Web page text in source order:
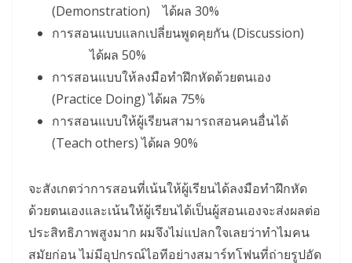
(Demonstration) ได้ผล 30%
การสอนแบบแลกเปลี่ยนพูดคุยกัน (Discussion)
ได้ผล 50%
การสอนแบบให้ลงมือทำฝึกหัดด้วยตนเอง
(Practice Doing) ได้ผล 75%
การสอนแบบให้ผู้เรียนสามารถสอนคนอื่นได้
(Teach others) ได้ผล 90%
จะสังเกตว่าการสอนที่เน้นให้ผู้เรียนได้ลงมือทำฝึกหัด
ด้วยตนเองและเน้นให้ผู้เรียนได้เป็นผู้สอนเองจะส่งผลต่อ
ประสิทธิภาพสูงมาก ผมจึงไม่แปลกใจเลยว่าทำไมคน
สมัยก่อน ไม่มีอุปกรณ์ไอทีอย่างสมาร์ทโฟนที่ถ่ายรูปอัด